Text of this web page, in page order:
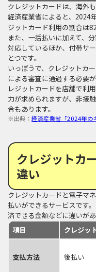
クレジットカードは、海外
経済産業省によると、2024
ジットカード利用の割合は
また、一括払いに加えて、
対応しているほか、付帯サ
とつです。
いっぽうで、クレジットカ
による審査に通過する必要
レジットカードを店舗で利
力が求められますが、非接
合もあります。
※出典： 経済産業省「2024年の
クレジットカ
違い
クレジットカードと電子マ
払いができるサービスです
済できる金額などに違いがあ
項目
クレジッ
支払方法 後払い